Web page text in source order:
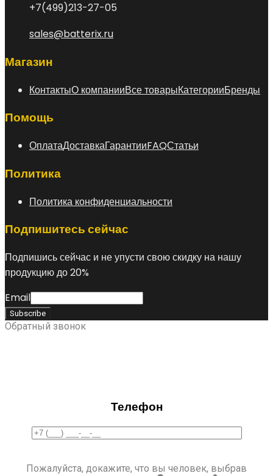
+7(499)213-27-05
sales@batterix.ru
Магазин
КонтактыО компанииВсе товарыКатегорииБренды
Помощь
ОплатаДоставкаГарантииFAQСтатьи
Политика
Политика конфиденциальности
Подпишитесь сейчас
Подпишись сейчас и не упусти свою скидку на нашу
продукцию до 20%
Email
Обратный звонок
Телефон
Пожалуйста, докажите, что вы человек, выбрав